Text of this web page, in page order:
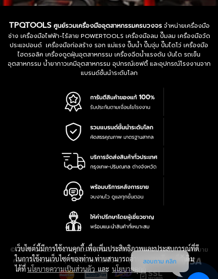
TPQTOOLS ศูนย์รวมเครื่องมืออุตสาหกรรมครบวงจรจำหน่ายเครื่องมือ
ช่าง เครื่องมือไฟฟ้า-ไร้สาย POWERTOOLS เครื่องมือลม ปั๊มลม เครื่องมือวัด
ประแจปอนด์ เครื่องมือก่อสร้าง รอก แม่แรง ปั๊มน้ำ ปั๊มจุ่ม ปั๊มไดโว่ เครื่องมือ
ไฮดรอลิค เครื่องดูดฝุ่นอุตสาหกรรม เครื่องฉีดน้ำแรงดัน บันได รถเข็น
อุตสาหกรรม น้ำยากาวเคมีอุตสาหกรรม อุปกรณ์เซฟตี้ และอุปกรณ์โรงงานจาก
แบรนด์ชั้นนำระดับโลก
© 2016-2028 TPQTOOLS Co., Ltd. All Rights Reserved.|นโยบาย
ความเป็นส่วนตัว|เงื่อนไขการใช้งาน| แผนที่สินค้า
เว็บไซต์นี้มีการใช้งานคุกกี้ เพื่อเพิ่มประสิทธิภาพและประสบการณ์ที่ดี
ในการใช้งานเว็บไซต์ของท่าน ท่านสามารถอ่านรายละเอียดเพิ่มเติม
ได้ที่นโยบายความเป็นส่วนตัวและ นโยบายคุกกี้
สอบถาม คลิก